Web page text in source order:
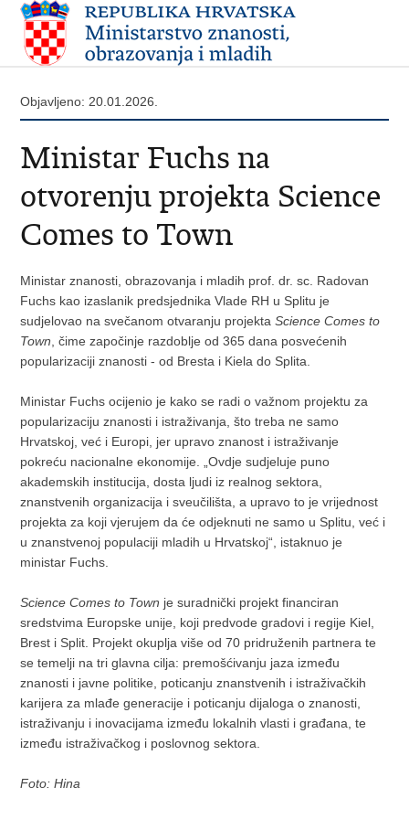
Objavljeno: 20.01.2026.
Ministar Fuchs na
otvorenju projekta Science
Comes to Town
Ministar znanosti, obrazovanja i mladih prof. dr. sc. Radovan
Fuchs kao izaslanik predsjednika Vlade RH u Splitu je
sudjelovao na svečanom otvaranju projektaScience Comes to
Town , čime započinje razdoblje od 365 dana posvećenih
popularizaciji znanosti - od Bresta i Kiela do Splita.
Ministar Fuchs ocijenio je kako se radi o važnom projektu za
popularizaciju znanosti i istraživanja, što treba ne samo
Hrvatskoj, već i Europi, jer upravo znanost i istraživanje
pokreću nacionalne ekonomije. „Ovdje sudjeluje puno
akademskih institucija, dosta ljudi iz realnog sektora,
znanstvenih organizacija i sveučilišta, a upravo to je vrijednost
projekta za koji vjerujem da će odjeknuti ne samo u Splitu, već i
u znanstvenoj populaciji mladih u Hrvatskoj“, istaknuo je
ministar Fuchs.
Science Comes to Town je suradnički projekt financiran
sredstvima Europske unije, koji predvode gradovi i regije Kiel,
Brest i Split. Projekt okuplja više od 70 pridruženih partnera te
se temelji na tri glavna cilja: premošćivanju jaza između
znanosti i javne politike, poticanju znanstvenih i istraživačkih
karijera za mlađe generacije i poticanju dijaloga o znanosti,
istraživanju i inovacijama između lokalnih vlasti i građana, te
između istraživačkog i poslovnog sektora.
Foto: Hina